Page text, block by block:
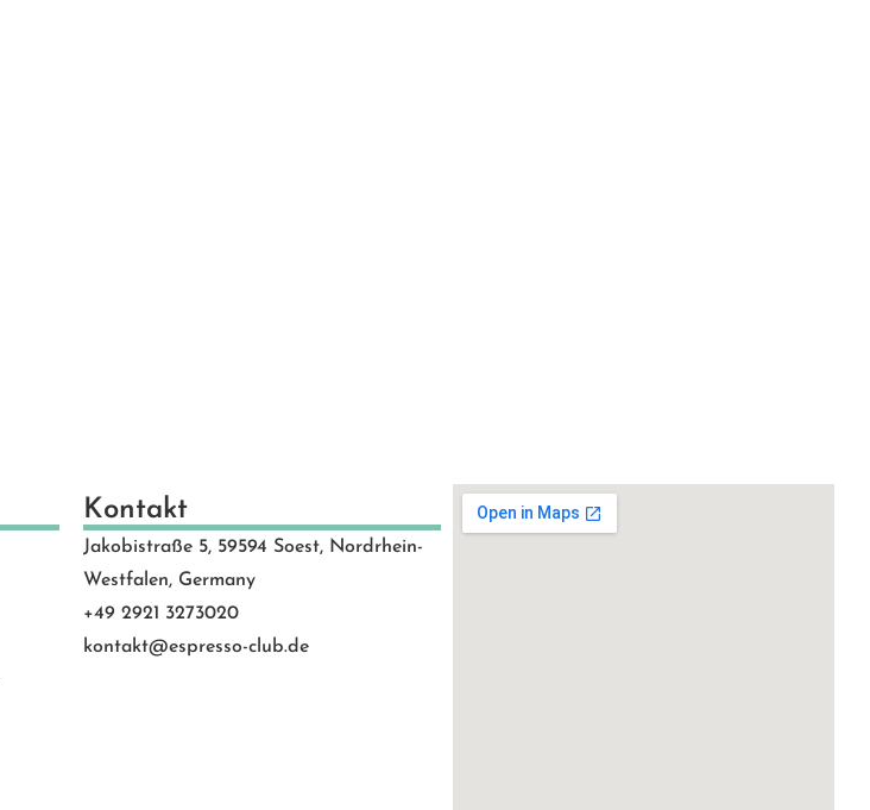
Kontakt
Jakobistraße 5, 59594 Soest, Nordrhein-
Westfalen, Germany
+49 2921 3273020
kontakt@espresso-club.de